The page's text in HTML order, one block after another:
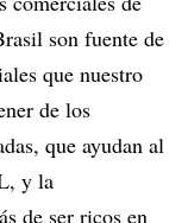
son fuente de
que nuestro
de los
que ayudan al
y la
de ser ricos en